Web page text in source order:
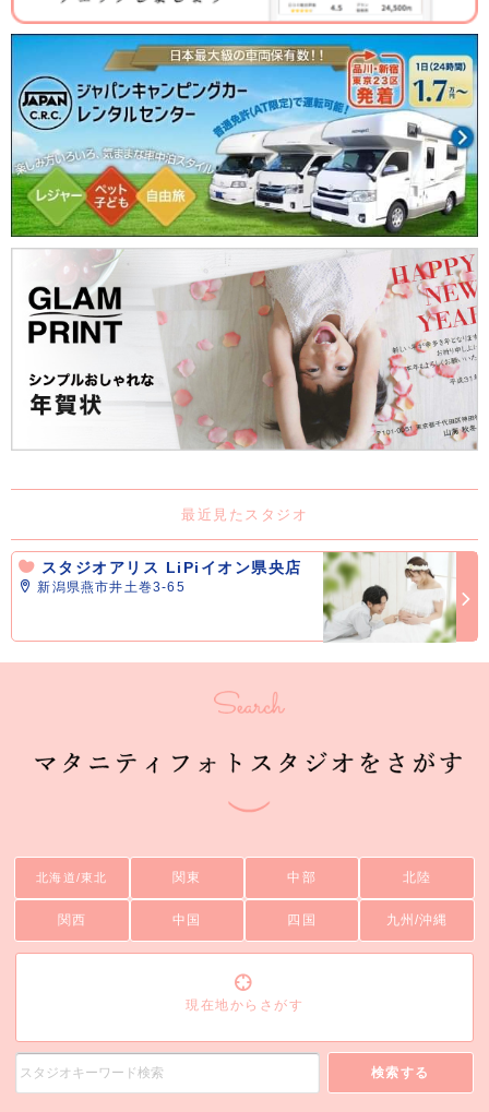
最近見たスタジオ
スタジオアリス LiPiイオン県央店
新潟県燕市井土巻3-65
北海道/東北 関東 中部 北陸
関西 中国 四国 九州/沖縄
現在地からさがす
検索する